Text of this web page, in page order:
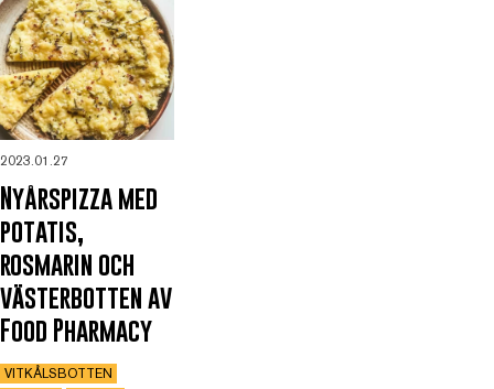
2023.01.27
Nyårspizza med
potatis,
rosmarin och
västerbotten av
Food Pharmacy
VITKÅLSBOTTEN